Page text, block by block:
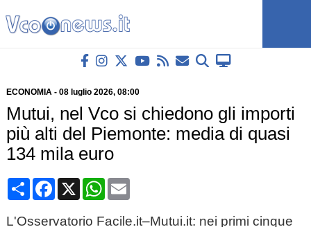
ECONOMIA- 08 luglio 2026, 08:00
Mutui, nel Vco si chiedono gli importi
più alti del Piemonte: media di quasi
134 mila euro
CondividiFacebook
X WhatsApp
Email
L'Osservatorio Facile.it–Mutui.it: nei primi cinque